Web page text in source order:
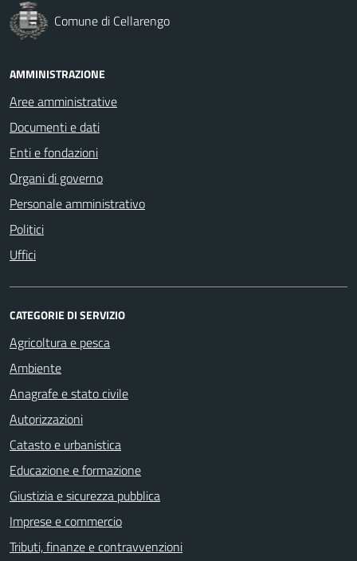
Comune di Cellarengo
AMMINISTRAZIONE
Aree amministrative
Documenti e dati
Enti e fondazioni
Organi di governo
Personale amministrativo
Politici
Uffici
CATEGORIE DI SERVIZIO
Agricoltura e pesca
Ambiente
Anagrafe e stato civile
Autorizzazioni
Catasto e urbanistica
Educazione e formazione
Giustizia e sicurezza pubblica
Imprese e commercio
Tributi, finanze e contravvenzioni